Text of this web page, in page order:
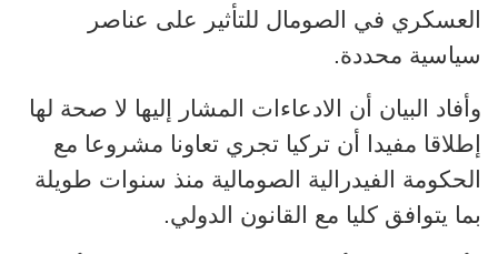
العسكري في الصومال للتأثير على عناصر
سياسية محددة.
وأفاد البيان أن الادعاءات المشار إليها لا صحة لها
إطلاقا مفيدا أن تركيا تجري تعاونا مشروعا مع
الحكومة الفيدرالية الصومالية منذ سنوات طويلة
بما يتوافق كليا مع القانون الدولي.